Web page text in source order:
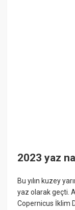
2023 yaz
Bu yılın kuzey
yaz olarak geçti.
Copernicus İklim